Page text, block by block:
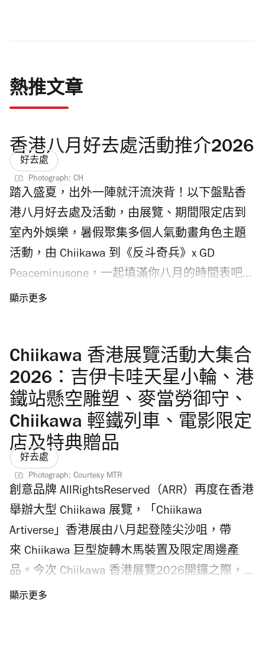
熱推文章
香港八月好去處活動推介2026
好去處
Photograph: CH
踏入盛夏，出外一陣就汗流浹背！以下盤點香
港八月好去處及活動，由展覽、期間限定店到
室內外娛樂，暑假聚集多個人氣動畫角色主題
活動，由 Chiikawa 到《反斗奇兵》x GD
Peaceminusone，一起填滿你八月的時間表吧。
今年八月是七夕情人節，不妨看看七夕情人節
Chiikawa 香港展覽活動大集合
2026：吉伊卡哇天星小輪、港
鐵站懸空雕塑、麥當勞御守、
Chiikawa 輕鐵列車、電影限定
店及特典贈品
好去處
Photograph: Courtesy MTR
創意品牌 AllRightsReserved（ARR）再度在香港
舉辦大型 Chiikawa 展覽，「Chiikawa
Artiverse」香港展由八月起登陸尖沙咀，帶
來 Chiikawa 巨型旋轉木馬裝置及限定周邊產
品。今次 Chiikawa 香港展覽2026開鑼之際，
香港各處舉行多個活動響應，包括天星小輪